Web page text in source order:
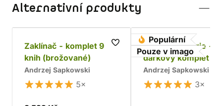
Alternativní produkty
Zaklínač - komplet 9
knih (brožované)
Andrzej Sapkowski
5×
Populární
Pouze v imago
Husitská trilogie -
dárkový komplet
Andrzej Sapkowski
3×